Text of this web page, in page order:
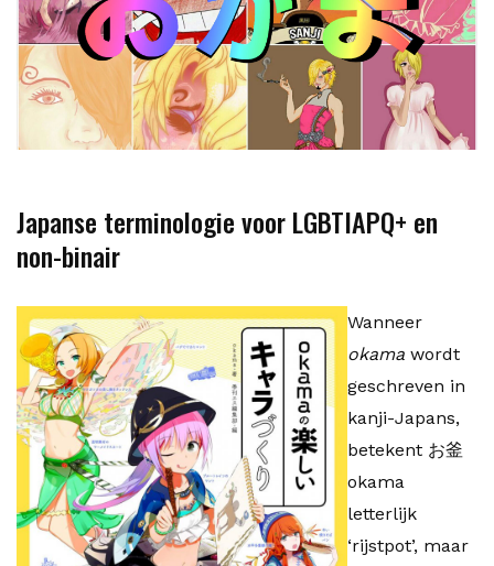
Japanse terminologie voor LGBTIAPQ+ en
non-binair
Wanneer
okama wordt
geschreven in
kanji-Japans,
betekent お釜
okama
letterlijk
‘rijstpot’, maar